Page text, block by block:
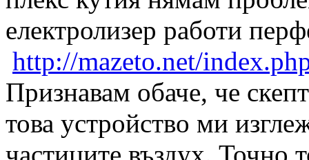
електролизер работи
http://mazeto.net/
Признавам обаче, че
това устройство ми